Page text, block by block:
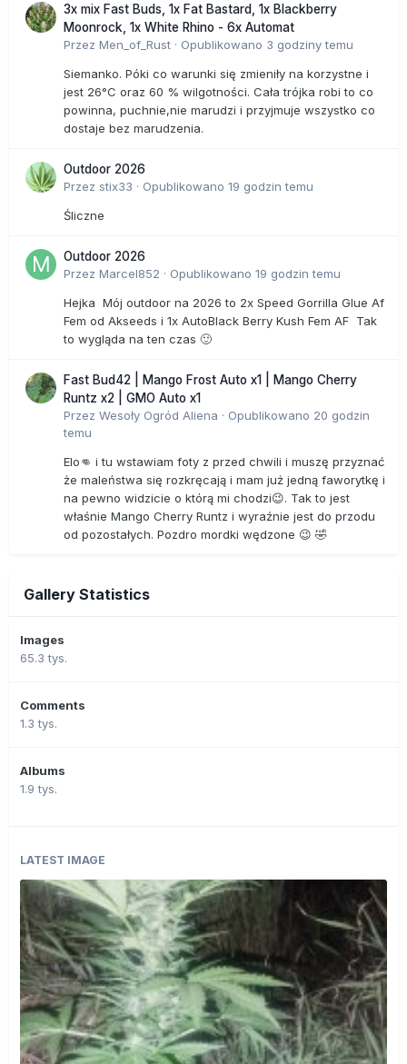
3x mix Fast Buds, 1x Fat Bastard, 1x Blackberry
Moonrock, 1x White Rhino - 6x Automat
Przez Men_of_Rust · Opublikowano 3 godziny temu
Siemanko. Póki co warunki się zmieniły na korzystne i
jest 26°C oraz 60 % wilgotności. Cała trójka robi to co
powinna, puchnie,nie marudzi i przyjmuje wszystko co
dostaje bez marudzenia.
Outdoor 2026
Przez stix33 · Opublikowano 19 godzin temu
Śliczne
Outdoor 2026
Przez Marcel852 · Opublikowano 19 godzin temu
Hejka Mój outdoor na 2026 to 2x Speed Gorrilla Glue Af
Fem od Akseeds i 1x AutoBlack Berry Kush Fem AF Tak
to wygląda na ten czas 🙂
Fast Bud42 | Mango Frost Auto x1 | Mango Cherry
Runtz x2 | GMO Auto x1
Przez Wesoły Ogród Aliena · Opublikowano 20 godzin
temu
Elo👊 i tu wstawiam foty z przed chwili i muszę przyznać
że maleństwa się rozkręcają i mam już jedną faworytkę i
na pewno widzicie o którą mi chodzi😉. Tak to jest
właśnie Mango Cherry Runtz i wyraźnie jest do przodu
od pozostałych. Pozdro mordki wędzone 😉 🤣
Gallery Statistics
Images
65.3 tys.
Comments
1.3 tys.
Albums
1.9 tys.
LATEST IMAGE